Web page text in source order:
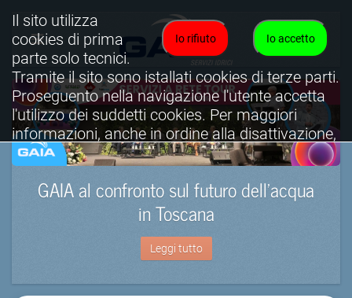
GAIA al confronto sul futuro dell’acqua
in Toscana
Leggi tutto
Io accetto
Io rifiuto
Il sito utilizza
cookies di prima
parte solo tecnici.
Tramite il sito sono istallati cookies di terze parti.
Proseguento nella navigazione l'utente accetta
l'utilizzo dei suddetti cookies. Per maggiori
informazioni, anche in ordine alla disattivazione,
è possibile consultare l'informativa cookies
completa.
Visualizza informativa completa.